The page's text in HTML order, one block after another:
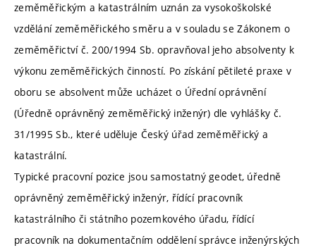
zeměměřickým a katastrálním uznán za vysokoškolské
vzdělání zeměměřického směru a v souladu se Zákonem o
zeměměřictví č. 200/1994 Sb. opravňoval jeho absolventy k
výkonu zeměměřických činností. Po získání pětileté praxe v
oboru se absolvent může ucházet o Úřední oprávnění
(Úředně oprávněný zeměměřický inženýr) dle vyhlášky č.
31/1995 Sb., které uděluje Český úřad zeměměřický a
katastrální.
Typické pracovní pozice jsou samostatný geodet, úředně
oprávněný zeměměřický inženýr, řídící pracovník
katastrálního či státního pozemkového úřadu, řídící
pracovník na dokumentačním oddělení správce inženýrských